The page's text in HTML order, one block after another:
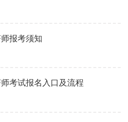
报考须知
考试报名入口及流程